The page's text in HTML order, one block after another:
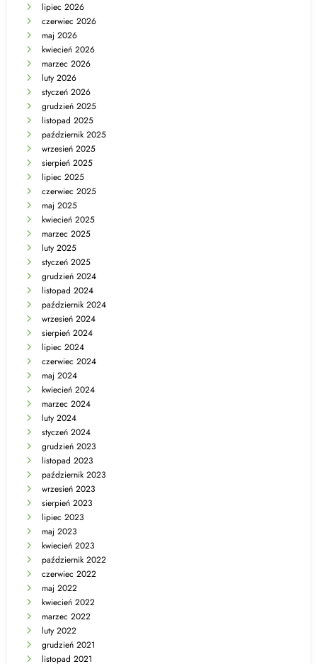
lipiec 2026
czerwiec 2026
maj 2026
kwiecień 2026
marzec 2026
luty 2026
styczeń 2026
grudzień 2025
listopad 2025
październik 2025
wrzesień 2025
sierpień 2025
lipiec 2025
czerwiec 2025
maj 2025
kwiecień 2025
marzec 2025
luty 2025
styczeń 2025
grudzień 2024
listopad 2024
październik 2024
wrzesień 2024
sierpień 2024
lipiec 2024
czerwiec 2024
maj 2024
kwiecień 2024
marzec 2024
luty 2024
styczeń 2024
grudzień 2023
listopad 2023
październik 2023
wrzesień 2023
sierpień 2023
lipiec 2023
maj 2023
kwiecień 2023
październik 2022
czerwiec 2022
maj 2022
kwiecień 2022
marzec 2022
luty 2022
grudzień 2021
listopad 2021